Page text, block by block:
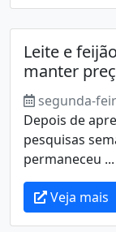
Leite e
manter
segunda-
Depois de
pesquisas
permaneceu ...
Veja mais